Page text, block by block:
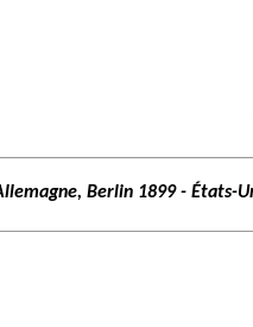
Berlin 1899 - États-